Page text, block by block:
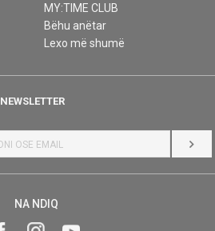
MY:TIME CLUB
Bëhu anëtar
Lexo më shumë
NEWSLETTER
HYR
NA NDIQ